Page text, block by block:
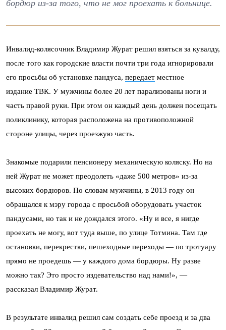
бордюр из-за того, что не мог проехать к больнице.
Инвалид-колясочник Владимир Журат решил взяться за кувалду,
после того как городские власти почти три года игнорировали
его просьбы об установке пандуса, передает местное
издание ТВК. У мужчины более 20 лет парализованы ноги и
часть правой руки. При этом он каждый день должен посещать
поликлинику, которая расположена на противоположной
стороне улицы, через проезжую часть.
Знакомые подарили пенсионеру механическую коляску. Но на
ней Журат не может преодолеть «даже 500 метров» из-за
высоких бордюров. По словам мужчины, в 2013 году он
обращался к мэру города с просьбой оборудовать участок
пандусами, но так и не дождался этого. «Ну и все, я нигде
проехать не могу, вот туда выше, по улице Тотмина. Там где
остановки, перекрестки, пешеходные переходы — по тротуару
прямо не проедешь — у каждого дома бордюры. Ну разве
можно так? Это просто издевательство над нами!», —
рассказал Владимир Журат.
В результате инвалид решил сам создать себе проезд и за два